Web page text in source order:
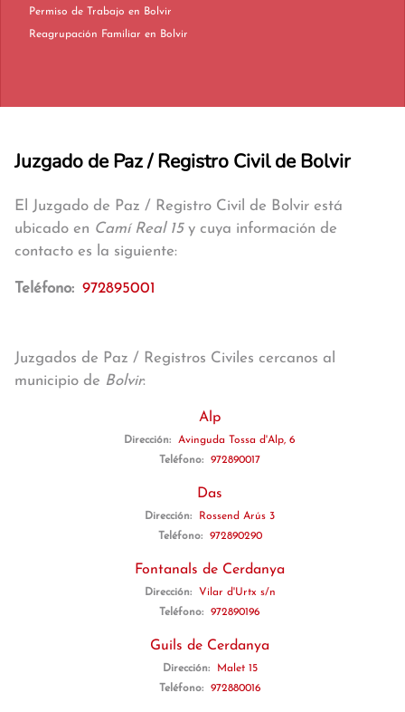
Permiso de Trabajo en Bolvir
Reagrupación Familiar en Bolvir
Juzgado de Paz / Registro Civil de Bolvir
El Juzgado de Paz / Registro Civil de Bolvir está
ubicado en Camí Real 15y cuya información de
contacto es la siguiente:
Teléfono: 972895001
Juzgados de Paz / Registros Civiles cercanos al
municipio de Bolvir:
Alp
Dirección:
Avinguda Tossa d'Alp, 6
Teléfono:
972890017
Das
Dirección:
Rossend Arús 3
Teléfono:
972890290
Fontanals de Cerdanya
Dirección:
Vilar d'Urtx s/n
Teléfono:
972890196
Guils de Cerdanya
Dirección:
Malet 15
Teléfono:
972880016